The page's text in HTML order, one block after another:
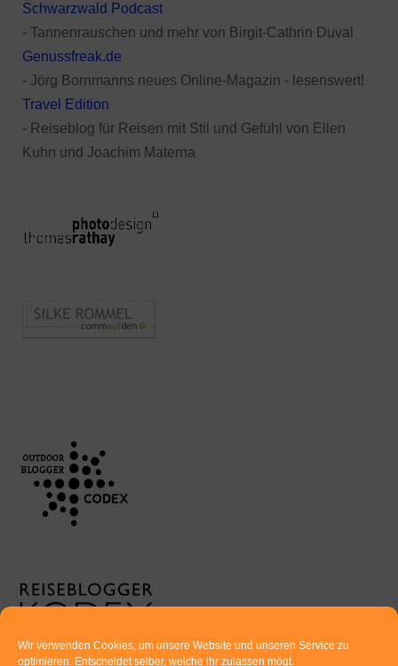
Wir verwenden Cookies, um unsere Website und unseren Service zu
optimieren. Entscheidet selber, welche ihr zulassen mögt.
Schwarzwald Podcast
- Tannenrauschen und mehr von Birgit-Cathrin Duval
Genussfreak.de
- Jörg Bornmanns neues Online-Magazin - lesenswert!
Travel Edition
- Reiseblog für Reisen mit Stil und Gefühl von Ellen
Kuhn und Joachim Materna